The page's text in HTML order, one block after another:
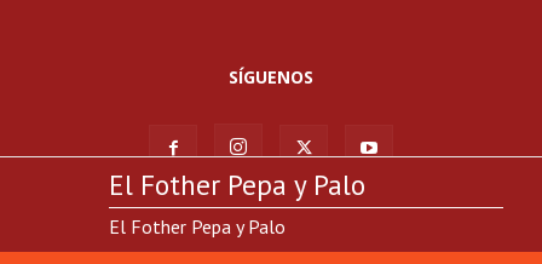
SÍGUENOS
© Todos los derechos reservados RadioUrbano.com | Hosting por:
El Fother Pepa y Palo
El Fother Pepa y Palo